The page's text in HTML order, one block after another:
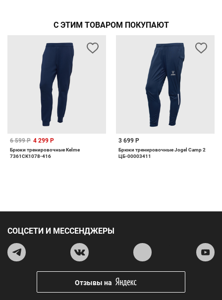
С ЭТИМ ТОВАРОМ ПОКУПАЮТ
6 599 Р 4 299 Р
Брюки тренировочные Kelme
7361CK1078-416
3 699 Р
Брюки тренировочные Jogel Camp 2
ЦБ-00003411
СОЦСЕТИ И МЕССЕНДЖЕРЫ
Отзывы на